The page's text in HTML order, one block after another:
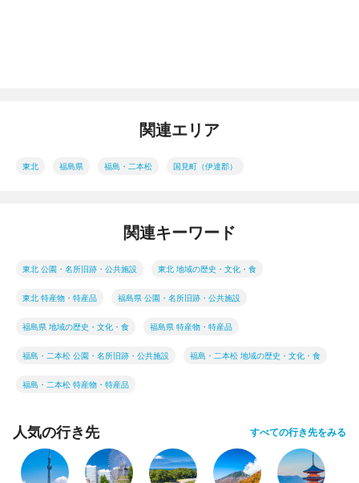
関連エリア
東北 福島県 福島・二本松 国見町（伊達郡）
関連キーワード
東北 公園・名所旧跡・公共施設 東北 地域の歴史・文化・食
東北 特産物・特産品 福島県 公園・名所旧跡・公共施設
福島県 地域の歴史・文化・食 福島県 特産物・特産品
福島・二本松 公園・名所旧跡・公共施設 福島・二本松 地域の歴史・文化・食
福島・二本松 特産物・特産品
人気の行き先 すべての行き先をみる